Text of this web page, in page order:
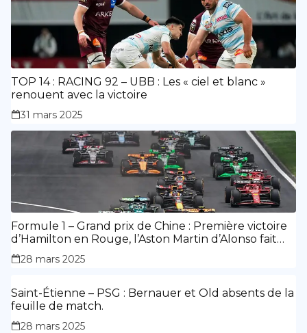
TOP 14 : RACING 92 – UBB : Les « ciel et blanc »
renouent avec la victoire
31 mars 2025
Formule 1 – Grand prix de Chine : Première victoire
d’Hamilton en Rouge, l’Aston Martin d’Alonso fait
des siennes.
28 mars 2025
Saint-Étienne – PSG : Bernauer et Old absents de la
feuille de match.
28 mars 2025